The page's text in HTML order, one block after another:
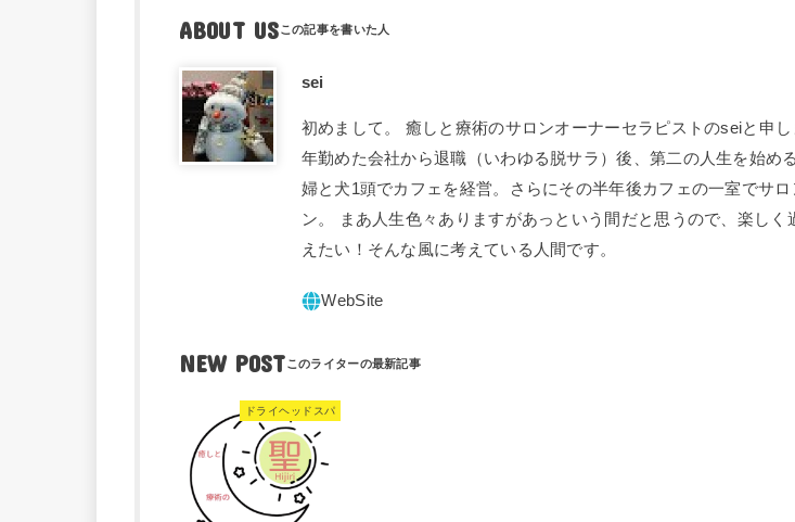
ABOUT US
sei
初めまして。 癒しと療術のサロンオーナーセラピストのseiと申
年勤めた会社から退職（いわゆる脱サラ）後、第二の人生を始め
婦と犬1頭でカフェを経営。さらにその半年後カフェの一室でサ
ン。 まあ人生色々ありますがあっという間だと思うので、楽しく
えたい！そんな風に考えている人間です。
NEW POST
ドライヘッドスパ